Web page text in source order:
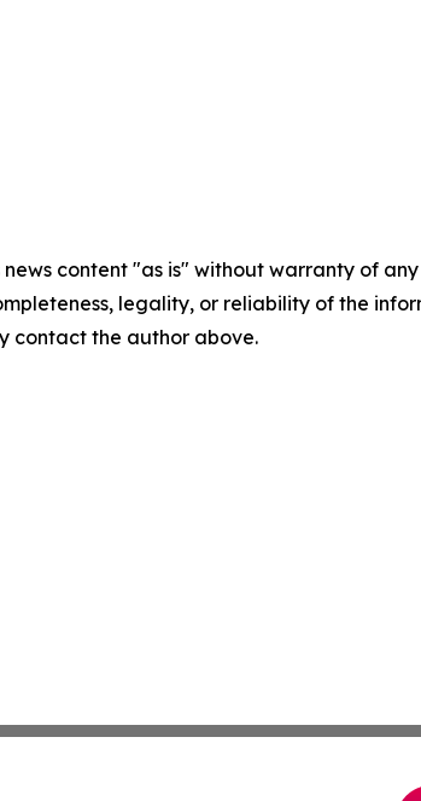
news content "as is" without warranty of
legality, or reliability of the
contact the author above.